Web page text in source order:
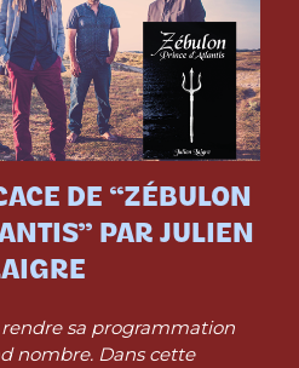
DE “ZÉBULON
PAR JULIEN
sa programmation
nombre. Dans cette